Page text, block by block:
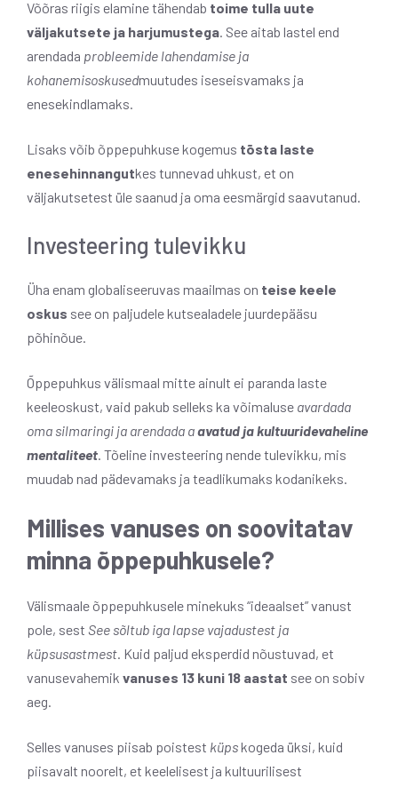
Võõras riigis elamine tähendab toime tulla uute
väljakutsete ja harjumustega . See aitab lastel end
arendada probleemide lahendamise ja
kohanemisoskusedmuutudes iseseisvamaks ja
enesekindlamaks.
Lisaks võib õppepuhkuse kogemus tõsta laste
enesehinnangutkes tunnevad uhkust, et on
väljakutsetest üle saanud ja oma eesmärgid saavutanud.
Investeering tulevikku
Üha enam globaliseeruvas maailmas on teise keele
oskus see on paljudele kutsealadele juurdepääsu
põhinõue.
Õppepuhkus välismaal mitte ainult ei paranda laste
keeleoskust, vaid pakub selleks ka võimaluse avardada
oma silmaringi ja arendada aavatud ja kultuuridevaheline
mentaliteet . Tõeline investeering nende tulevikku, mis
muudab nad pädevamaks ja teadlikumaks kodanikeks.
Millises vanuses on soovitatav
minna õppepuhkusele?
Välismaale õppepuhkusele minekuks “ideaalset” vanust
pole, sest See sõltub iga lapse vajadustest ja
küpsusastmest . Kuid paljud eksperdid nõustuvad, et
vanusevahemik vanuses 13 kuni 18 aastat see on sobiv
aeg.
Selles vanuses piisab poistest küpskogeda üksi, kuid
piisavalt noorelt, et keelelisest ja kultuurilisest